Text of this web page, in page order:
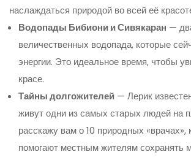
наслаждаться природой во всей её
Водопады Бибиони и Сивякаран —
величественных водопада, которые
энергии. Это идеальное время, чтобы
красе.
Тайны долгожителей — Лерик
живут одни из самых старых людей на
расскажу вам о 10 природных «врачах»,
помогают местным жителям сохранять